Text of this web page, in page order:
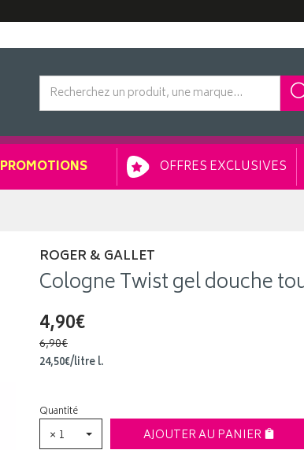
PROMOTIONS OFFRES EXCLUSIVES
ROGER & GALLET
Cologne Twist gel douche
4,90€
6,90€
24,50€/litrel.
Quantité
× 1 AJOUTER AU PANIER